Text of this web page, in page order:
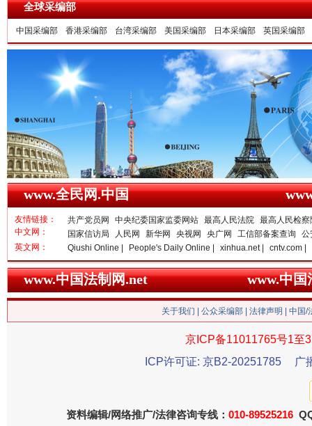
一枚“钉子”竟然扎入要害部门
雄关漫道展新颜 “
全球采编部
中国采编部 香港采编部 台湾采编部 美国采编部 日本采编部 英国采编部
www.全民网.中国
友情链接：
中文网：
共产党员网 中央纪委国家监委网站 最高人民法院 最高人民检察
国家信访局
人民网 新华网 央视网 央广网 工信部备案查询
公
英文网：
Qiushi Online | People's Daily Online | xinhua.net | cntv.com |
www.中国法制网.net www.中
关于我们 公众采编部 法律声明 | 中国
京ICP备11011765号1至
ICP许可证: 京B2-20251785
广
资料编辑/网络推广/法律咨询专线： 010-89525216